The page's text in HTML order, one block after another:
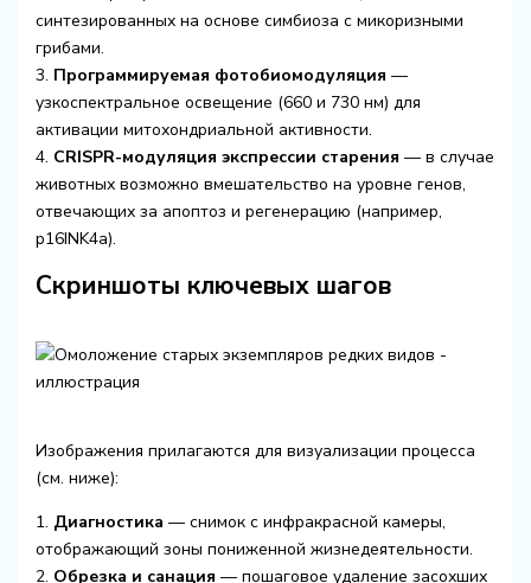
синтезированных на основе симбиоза с микоризными
грибами.
3. Программируемая фотобиомодуляция —
узкоспектральное освещение (660 и 730 нм) для
активации митохондриальной активности.
4. CRISPR-модуляция экспрессии старения — в случае
животных возможно вмешательство на уровне генов,
отвечающих за апоптоз и регенерацию (например,
p16INK4a).
Скриншоты ключевых шагов
Изображения прилагаются для визуализации процесса
(см. ниже):
1. Диагностика — снимок с инфракрасной камеры,
отображающий зоны пониженной жизнедеятельности.
2. Обрезка и санация — пошаговое удаление засохших